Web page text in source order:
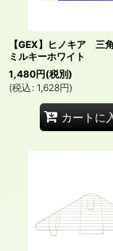
【GEX】ヒノキア 三
ミルキーホワイト
1,480円(税別)
(税込 : 1,628円)
カートに